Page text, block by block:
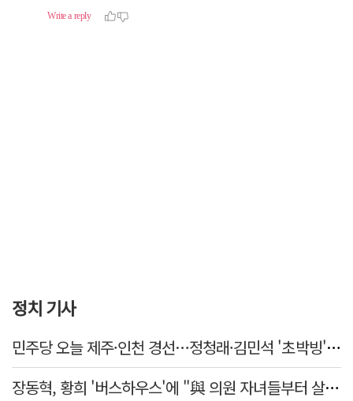
정치 기사
민주당 오늘 제주·인천 경선…정청래·김민석 '초박빙' 승부
장동혁, 황희 '버스하우스'에 "與 의원 자녀들부터 살아보면 어떨까?"